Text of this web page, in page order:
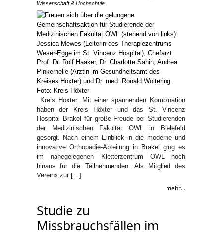
Wissenschaft & Hochschule
Kreis Höxter. Mit einer spannenden Kombination
haben der Kreis Höxter und das St. Vincenz
Hospital Brakel für große Freude bei Studierenden
der Medizinischen Fakultät OWL in Bielefeld
gesorgt. Nach einem Einblick in die moderne und
innovative Orthopädie-Abteilung in Brakel ging es
im nahegelegenen Kletterzentrum OWL hoch
hinaus für die Teilnehmenden. Als Mitglied des
Vereins zur […]
mehr...
Studie zu
Missbrauchsfällen im